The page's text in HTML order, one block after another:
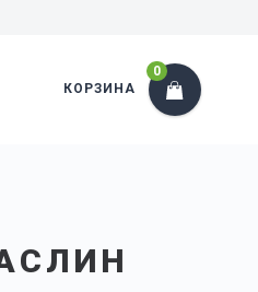
КОРЗИНА
0